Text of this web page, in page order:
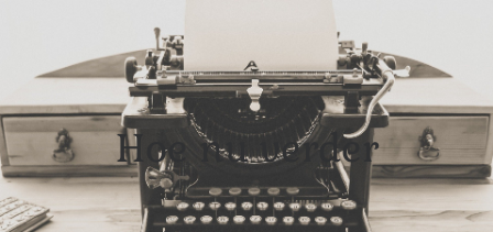
DIT BEN IK!
AANBOD
HOE NU VERDER
BLOGS
Hoe nu verder